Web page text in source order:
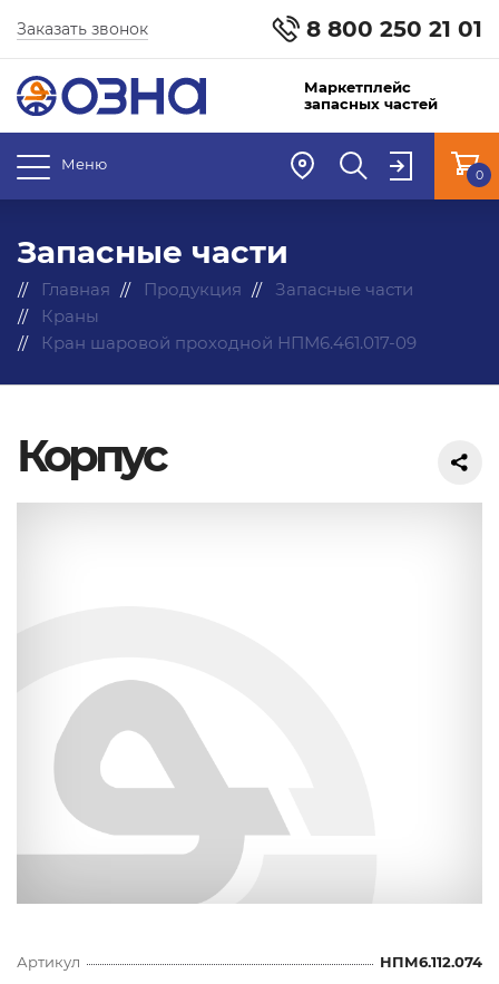
8 800 250 21 01
Заказать звонок
Маркетплейс
запасных частей
Меню
0
Запасные части
Главная Продукция
Запасные части
Краны
Кран шаровой проходной НПМ6.461.017-09
Корпус
Артикул
НПМ6.112.074